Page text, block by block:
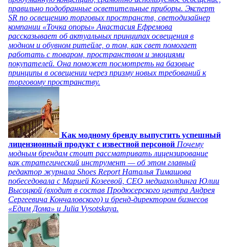
правильно подобранные осветительные приборы. Эксперт
SR по освещению торговых пространств, светодизайнер
компании «Точка опоры» Анастасия Ефремова
рассказывает об актуальных принципах освещения в
модном и обувном ритейле, о том, как свет помогает
работать с товаром, пространством и эмоциями
покупателей. Она поможет посмотреть на базовые
принципы в освещении через призму новых требований к
торговому пространству.
Как модному бренду выпустить успешный
лицензионный продукт с известной персоной Почему
модным брендам стоит рассматривать лицензирование
как стратегический инструмент — об этом главный
редактор журнала Shoes Report Наталья Тимашова
побеседовала с Марией Козеевой, СЕО медиахолдинга Юлии
Высоцкой (входит в состав Продюсерского центра Андрея
Сергеевича Кончаловского) и бренд-директором бизнесов
«Едим Дома» и Julia Vysotskaya.